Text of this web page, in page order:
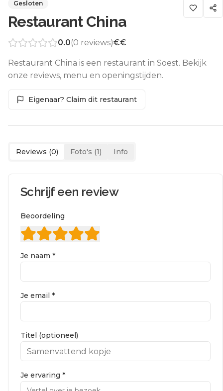
Gesloten
Restaurant China
0.0(0 reviews)€€
Restaurant China is een restaurant in Soest. Bekijk
onze reviews, menu en openingstijden.
Eigenaar? Claim dit restaurant
Reviews (0) Foto's (1) Info
Schrijf een review
Beoordeling
Je naam *
Je email *
Titel (optioneel)
Je ervaring *